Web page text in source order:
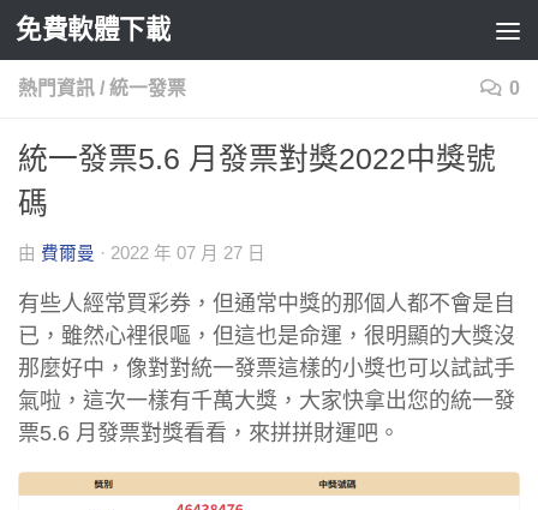
Skip to content
免費軟體下載
熱門資訊 / 統一發票 0
統一發票5.6 月發票對獎2022中獎號
碼
由 費爾曼 · 2022 年 07 月 27 日
有些人經常買彩券，但通常中獎的那個人都不會是自
已，雖然心裡很嘔，但這也是命運，很明顯的大獎沒
那麼好中，像對對統一發票這樣的小獎也可以試試手
氣啦，這次一樣有千萬大獎，大家快拿出您的統一發
票5.6 月發票對獎看看，來拼拼財運吧。